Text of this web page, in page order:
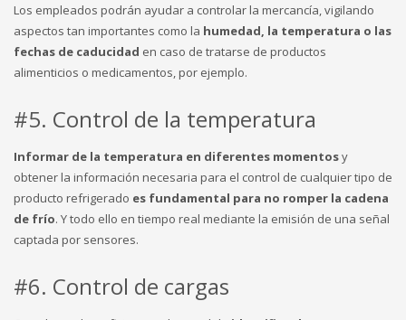
Los empleados podrán ayudar a controlar la mercancía, vigilando
aspectos tan importantes como la humedad, la temperatura o las
fechas de caducidad en caso de tratarse de productos
alimenticios o medicamentos, por ejemplo.
#5. Control de la temperatura
Informar de la temperatura en diferentes momentosy
obtener la información necesaria para el control de cualquier tipo de
producto refrigerado es fundamental para no romper la cadena
de frío. Y todo ello en tiempo real mediante la emisión de una señal
captada por sensores.
#6. Control de cargas